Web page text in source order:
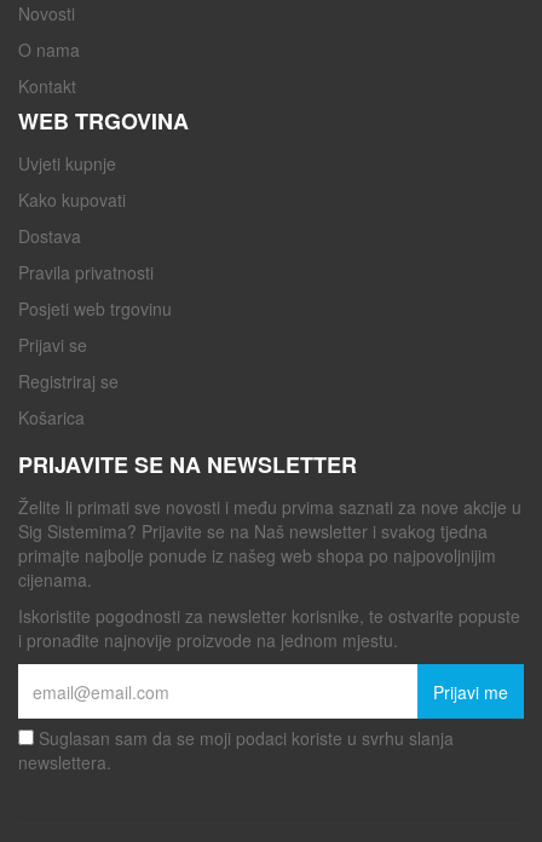
Novosti
O nama
Kontakt
WEB TRGOVINA
Uvjeti kupnje
Kako kupovati
Dostava
Pravila privatnosti
Posjeti web trgovinu
Prijavi se
Registriraj se
Košarica
PRIJAVITE SE NA NEWSLETTER
Želite li primati sve novosti i među prvima saznati za nove akcije u
Sig Sistemima? Prijavite se na Naš newsletter i svakog tjedna
primajte najbolje ponude iz našeg web shopa po najpovoljnijim
cijenama.
Iskoristite pogodnosti za newsletter korisnike, te ostvarite popuste
i pronađite najnovije proizvode na jednom mjestu.
Prijavi me
Suglasan sam da se moji podaci koriste u svrhu slanja
newslettera.